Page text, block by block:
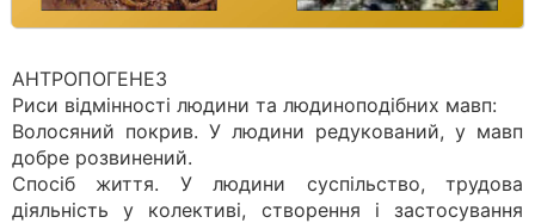
АНТРОПОГЕНЕЗ
Риси відмінності людини та людиноподібних мавп:
Волосяний покрив. У людини редукований, у мавп
добре розвинений.
Спосіб життя. У людини суспільство, трудова
діяльність у колективі, створення і застосування